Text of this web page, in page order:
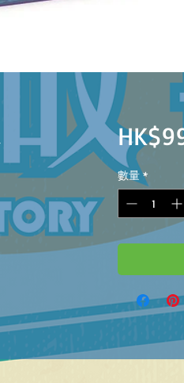
數量 *